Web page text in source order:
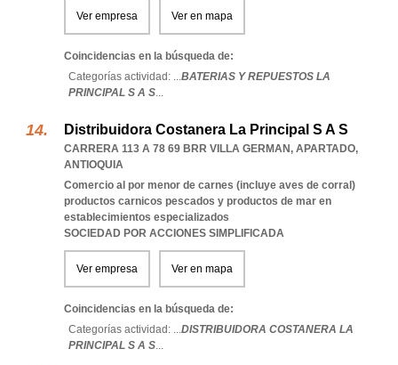
Ver empresa Ver en mapa
Coincidencias en la búsqueda de:
Categorías actividad: ...BATERIAS Y REPUESTOS LA
PRINCIPAL S A S...
Distribuidora Costanera La Principal S A S
CARRERA 113 A 78 69 BRR VILLA GERMAN, APARTADO,
ANTIOQUIA
Comercio al por menor de carnes (incluye aves de corral)
productos carnicos pescados y productos de mar en
establecimientos especializados
SOCIEDAD POR ACCIONES SIMPLIFICADA
Ver empresa Ver en mapa
Coincidencias en la búsqueda de:
Categorías actividad: ...DISTRIBUIDORA COSTANERA LA
PRINCIPAL S A S...